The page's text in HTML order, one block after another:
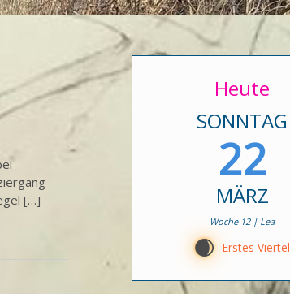
[…]
Heute
SONNTAG
22
MÄRZ
Woche 12 | Lea
D Erstes Viertel